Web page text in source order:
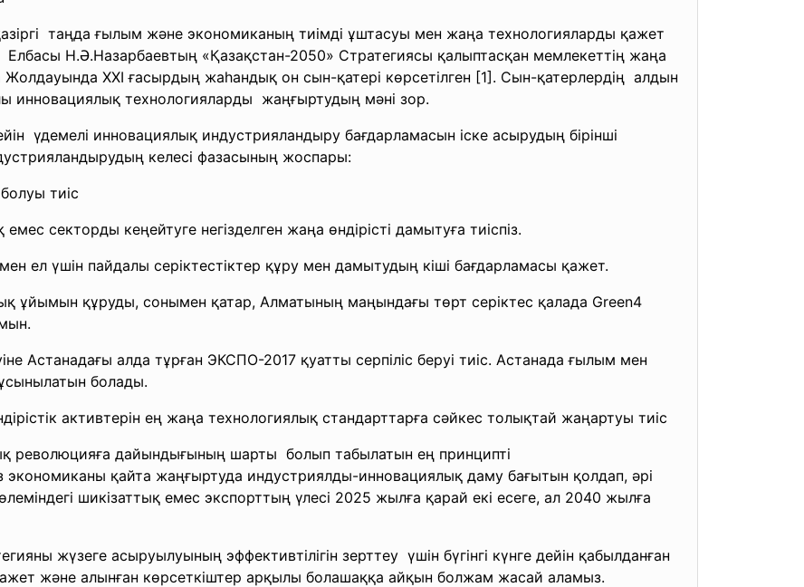
таңда ғылым және экономиканың тиімді ұштасуы мен жаңа технологияларды қажет
Н.Ә.Назарбаевтың «Қазақстан-2050» Стратегиясы қалыптасқан мемлекеттің жаңа
ХХІ ғасырдың жаһандық он сын-қатері көрсетілген [1]. Сын-қатерлердің алдын
инновациялық технологияларды жаңғыртудың мәні зор.
үдемелі инновациялық индустрияландыру бағдарламасын іске асырудың бірінші
келесі фазасының жоспары:
тиіс
секторды кеңейтуге негізделген жаңа өндірісті дамытуға тиіспіз.
ел үшін пайдалы серіктестіктер құру мен дамытудың кіші бағдарламасы қажет.
ұйымын құруды, сонымен қатар, Алматының маңындағы төрт серіктес қалада Green4
Астанадағы алда тұрған ЭКСПО-2017 қуатты серпіліс беруі тиіс. Астанада ғылым мен
ұсынылатын болады.
активтерін ең жаңа технологиялық стандарттарға сәйкес толықтай жаңартуы тиіс
революцияға дайындығының шарты болып табылатын ең принципті
қайта жаңғыртуда индустриялды-инновациялық даму бағытын қолдап, әрі
шикізаттық емес экспорттың үлесі 2025 жылға қарай екі есеге, ал 2040 жылға
жүзеге асыруылуының эффективтілігін зерттеу үшін бүгінгі күнге дейін қабылданған
және алынған көрсеткіштер арқылы болашаққа айқын болжам жасай аламыз.